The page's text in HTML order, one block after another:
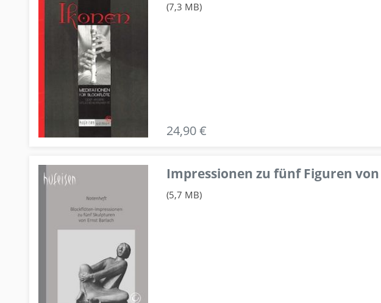
(7,3 MB)
24,90 €
Impressionen zu fünf Figuren
(5,7 MB)